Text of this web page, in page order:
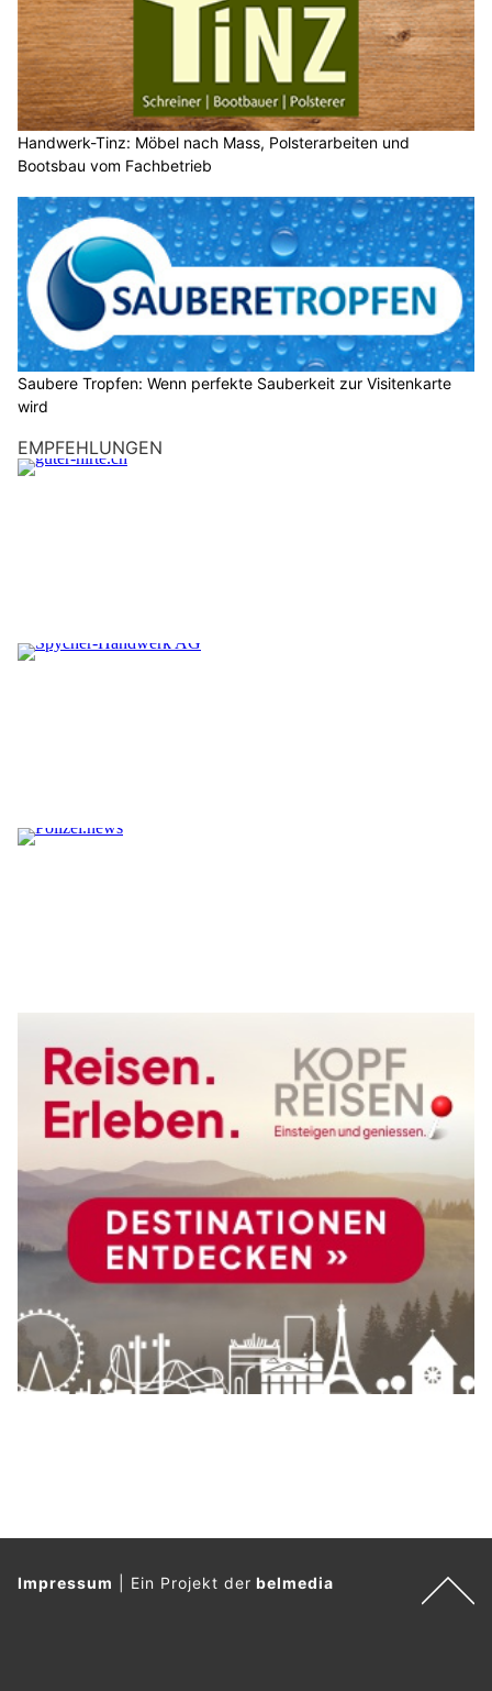
Handwerk-Tinz: Möbel nach Mass, Polsterarbeiten und
Bootsbau vom Fachbetrieb
Saubere Tropfen: Wenn perfekte Sauberkeit zur Visitenkarte
wird
EMPFEHLUNGEN
Impressum Ein Projekt derbelmedia